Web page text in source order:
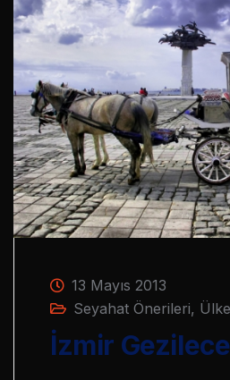
13 Mayıs 2013
Seyahat Önerileri,
İzmir